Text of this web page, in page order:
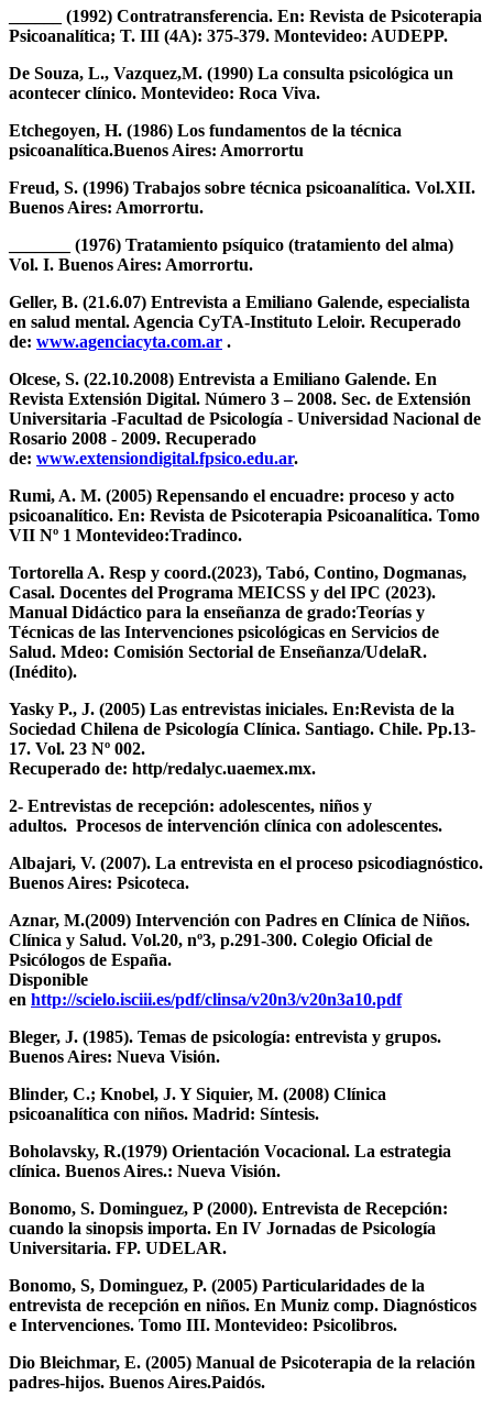
______ (1992) Contratransferencia. En: Revista de Psicoterapia
Psicoanalítica; T. III (4A): 375-379. Montevideo: AUDEPP.
De Souza, L., Vazquez,M. (1990) La consulta psicológica un
acontecer clínico. Montevideo: Roca Viva.
Etchegoyen, H. (1986) Los fundamentos de la técnica
psicoanalítica.Buenos Aires: Amorrortu
Freud, S. (1996) Trabajos sobre técnica psicoanalítica. Vol.XII.
Buenos Aires: Amorrortu.
_______ (1976) Tratamiento psíquico (tratamiento del alma)
Vol. I. Buenos Aires: Amorrortu.
Geller, B. (21.6.07) Entrevista a Emiliano Galende, especialista
en salud mental. Agencia CyTA-Instituto Leloir. Recuperado
de: www.agenciacyta.com.ar .
Olcese, S. (22.10.2008) Entrevista a Emiliano Galende. En
Revista Extensión Digital. Número 3 – 2008. Sec. de Extensión
Universitaria -Facultad de Psicologí­a - Universidad Nacional de
Rosario 2008 - 2009. Recuperado
de: www.extensiondigital.fpsico.edu.ar.
Rumi, A. M. (2005) Repensando el encuadre: proceso y acto
psicoanalítico. En: Revista de Psicoterapia Psicoanalítica. Tomo
VII Nº 1 Montevideo:Tradinco.
Tortorella A. Resp y coord.(2023), Tabó, Contino, Dogmanas,
Casal. Docentes del Programa MEICSS y del IPC (2023).
Manual Didáctico para la enseñanza de grado:Teorías y
Técnicas de las Intervenciones psicológicas en Servicios de
Salud. Mdeo: Comisión Sectorial de Enseñanza/UdelaR.
(Inédito).
Yasky P., J. (2005) Las entrevistas iniciales. En:Revista de la
Sociedad Chilena de Psicología Clínica. Santiago. Chile. Pp.13-
17. Vol. 23 Nº 002.
Recuperado de: http/redalyc.uaemex.mx.
2- Entrevistas de recepción: adolescentes, niños y
adultos. Procesos de intervención clínica con adolescentes.
Albajari, V. (2007). La entrevista en el proceso psicodiagnóstico.
Buenos Aires: Psicoteca.
Aznar, M.(2009) Intervención con Padres en Clínica de Niños.
Clínica y Salud. Vol.20, nº3, p.291-300. Colegio Oficial de
Psicólogos de España.
Disponible
en http://scielo.isciii.es/pdf/clinsa/v20n3/v20n3a10.pdf
Bleger, J. (1985). Temas de psicología: entrevista y grupos.
Buenos Aires: Nueva Visión.
Blinder, C.; Knobel, J. Y Siquier, M. (2008) Clínica
psicoanalítica con niños. Madrid: Síntesis.
Boholavsky, R.(1979) Orientación Vocacional. La estrategia
clínica. Buenos Aires.: Nueva Visión.
Bonomo, S. Dominguez, P (2000). Entrevista de Recepción:
cuando la sinopsis importa. En IV Jornadas de Psicología
Universitaria. FP. UDELAR.
Bonomo, S, Dominguez, P. (2005) Particularidades de la
entrevista de recepción en niños. En Muniz comp. Diagnósticos
e Intervenciones. Tomo III. Montevideo: Psicolibros.
Dio Bleichmar, E. (2005) Manual de Psicoterapia de la relación
padres-hijos. Buenos Aires.Paidós.